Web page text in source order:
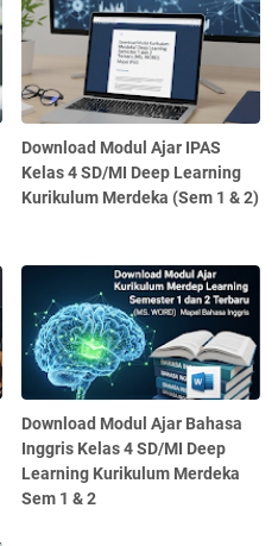
Download Modul Ajar IPAS
Kelas 4 SD/MI Deep Learning
Kurikulum Merdeka (Sem 1 & 2)
Download Modul Ajar Bahasa
Inggris Kelas 4 SD/MI Deep
Learning Kurikulum Merdeka
Sem 1 & 2